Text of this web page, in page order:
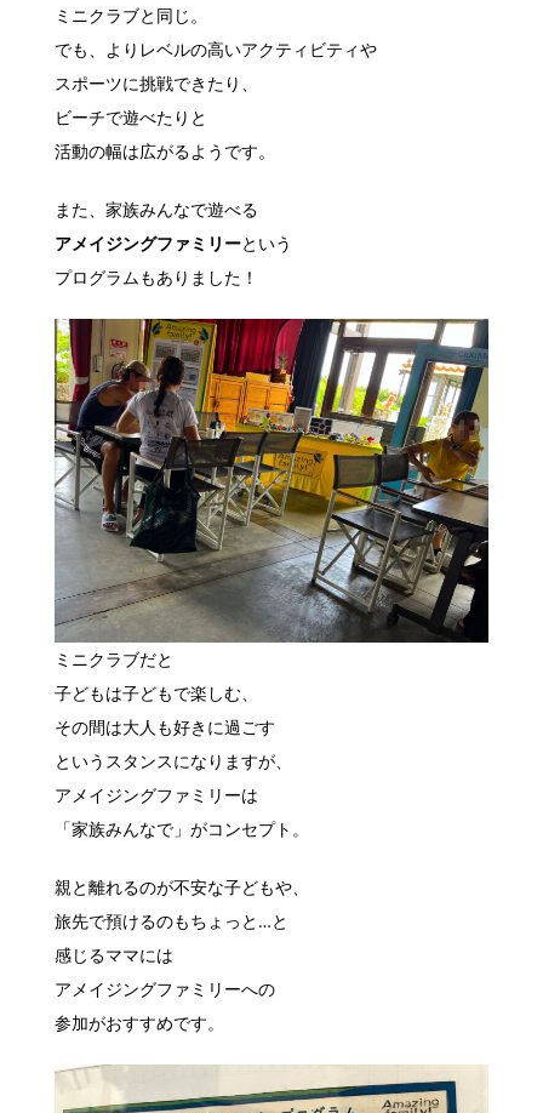
ミニクラブと同じ。
でも、よりレベルの高いアクティビティや
スポーツに挑戦できたり、
ビーチで遊べたりと
活動の幅は広がるようです。
また、家族みんなで遊べる
アメイジングファミリーという
プログラムもありました！
ミニクラブだと
子どもは子どもで楽しむ、
その間は大人も好きに過ごす
というスタンスになりますが、
アメイジングファミリーは
「家族みんなで」がコンセプト。
親と離れるのが不安な子どもや、
旅先で預けるのもちょっと…と
感じるママには
アメイジングファミリーへの
参加がおすすめです。